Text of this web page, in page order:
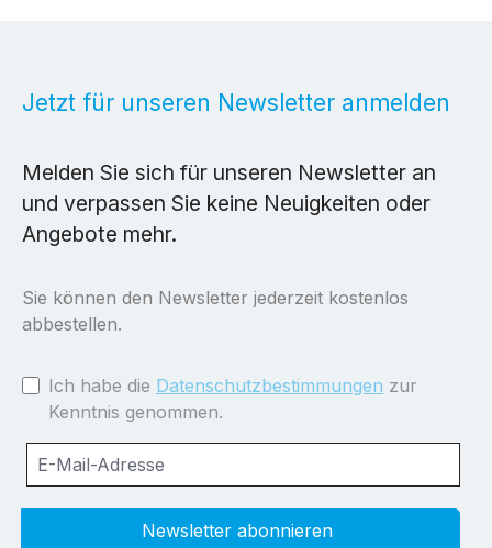
Jetzt für unseren Newsletter anmelden
Melden Sie sich für unseren Newsletter an
und verpassen Sie keine Neuigkeiten oder
Angebote mehr.
Sie können den Newsletter jederzeit kostenlos
abbestellen.
Ich habe die Datenschutzbestimmungen zur
Kenntnis genommen.
Newsletter abonnieren